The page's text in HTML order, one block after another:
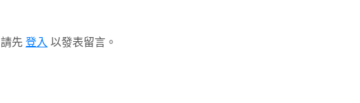
請先 登入 以發表留言。